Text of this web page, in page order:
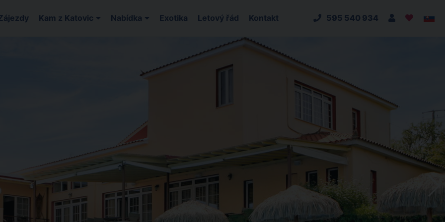
Kam z Katovic Nabídka Exotika Letový řád Kontakt 595 540 934